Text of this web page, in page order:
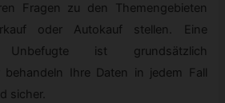
Fragen zu den Themengebieten
oder Autokauf stellen. Eine
ist grundsätzlich
behandeln Ihre Daten in jedem Fall
sicher.